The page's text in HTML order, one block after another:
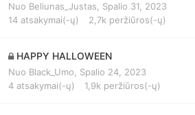
Nuo Beliunas_Justas
Spalio 31, 2023
14 atsakymai(-ų) 2,7k peržiūros(-ų)
HAPPY HALLOWEEN
Nuo Black_Umo
Spalio 24, 2023
4 atsakymai(-ų) 1,9k peržiūros(-ų)